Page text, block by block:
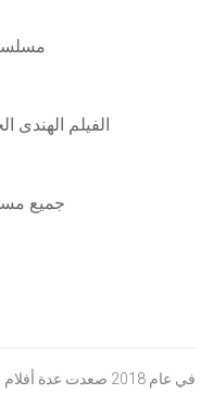
مسلسل
الفيلم
جميع مسلسلات